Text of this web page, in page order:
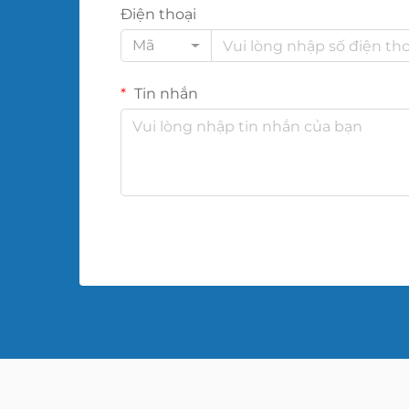
Điện thoại
Mã
Tin nhắn